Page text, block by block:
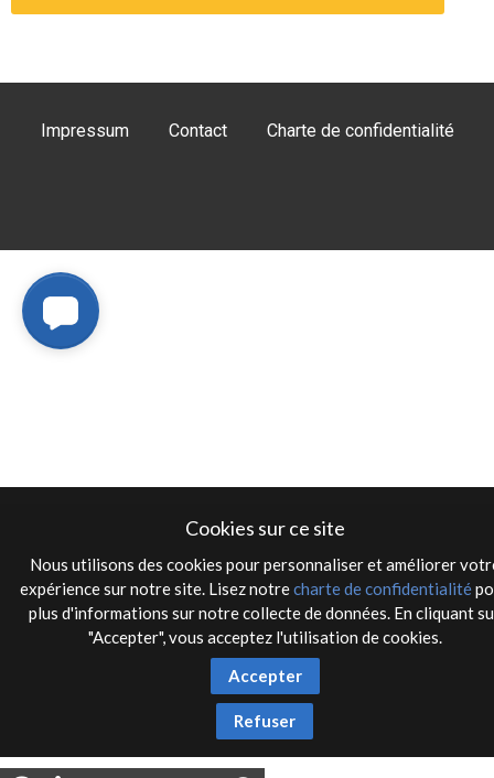
Cookies sur ce site
Nous utilisons des cookies pour personnaliser et améliorer
expérience sur notre site. Lisez notrecharte de confidentialité
plus d'informations sur notre collecte de données. En cliquant
"Accepter", vous acceptez l'utilisation de cookies.
Accepter
Refuser
Impressum Contact Charte de confidentialité